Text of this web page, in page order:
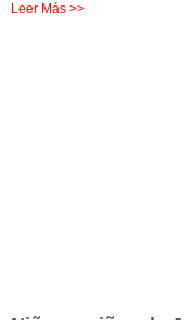
Leer Más >>